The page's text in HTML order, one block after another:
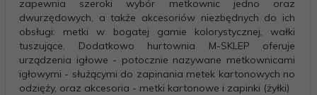
zapewnia szeroki wybór metkownic jedno oraz
dwurzędowych, a także akcesoriów niezbędnych do ich
obsługi: metki w bogatej gamie kolorystycznej, wałki
tuszujące. Dodatkowo hurtownia M-SKLEP oferuje
urządzenia igłowe - potocznie nazywane metkownicami
igłowymi - służącymi do zapinania metek kartonowych no
odzięży, oraz akcesoria - metki kartonowe i zapinki (żyłki)